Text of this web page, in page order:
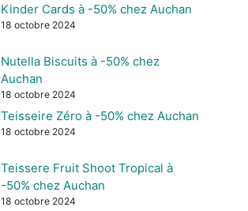
Kinder Cards à -50% chez Auchan
18 octobre 2024
Nutella Biscuits à -50% chez
Auchan
18 octobre 2024
Teisseire Zéro à -50% chez Auchan
18 octobre 2024
Teissere Fruit Shoot Tropical à
-50% chez Auchan
18 octobre 2024